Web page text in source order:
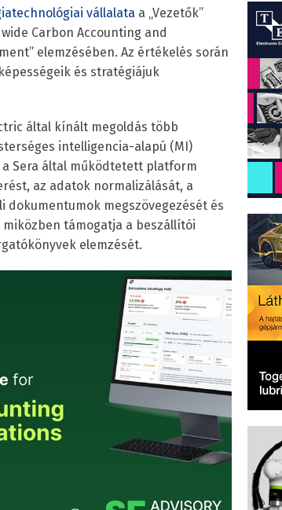
vállalata a „Vezetők”
Carbon Accounting and
elemzésében. Az értékelés során
és stratégiájuk
által kínált megoldás több
intelligencia-alapú (MI)
Sera által működtetett platform
az adatok normalizálását, a
dokumentumok megszövegezését és
támogatja a beszállítói
elemzését.